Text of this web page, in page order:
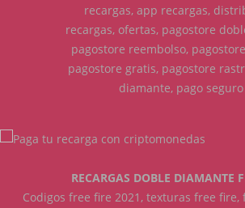
recargas, app recargas,
recargas, ofertas, pagostore
pagostore reembolso,
pagostore gratis, pagostore
diamante, pago seguro
RECARGAS DOBLE DIAMANTE
Codigos free fire 2021, texturas free fire,